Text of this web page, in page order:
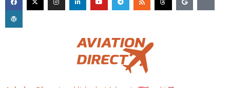
Aviation.Direct is published with love in and